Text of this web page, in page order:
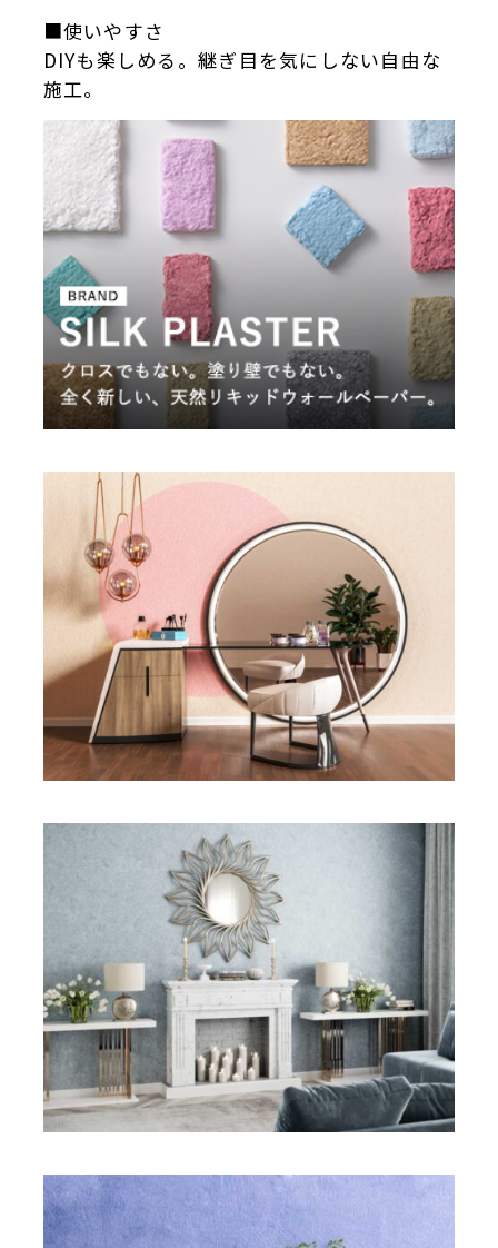
■使いやすさ
DIYも楽しめる。継ぎ目を気にしない自由な
施工。